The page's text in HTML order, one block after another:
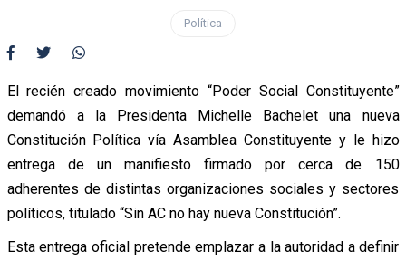
Política
El recién creado movimiento “Poder Social Constituyente”
demandó a la Presidenta Michelle Bachelet una nueva
Constitución Política vía Asamblea Constituyente y le hizo
entrega de un manifiesto firmado por cerca de 150
adherentes de distintas organizaciones sociales y sectores
políticos, titulado “Sin AC no hay nueva Constitución”.
Esta entrega oficial pretende emplazar a la autoridad a definir